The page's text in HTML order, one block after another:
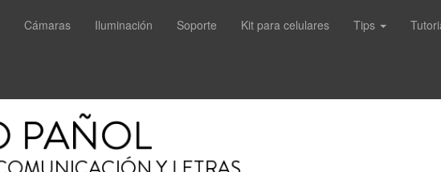
Cámaras Iluminación Soporte Kit para celulares Tips